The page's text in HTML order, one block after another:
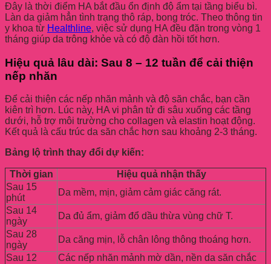
Đây là thời điểm HA bắt đầu ổn định độ ẩm tại tầng biểu bì.
Làn da giảm hẳn tình trạng thô ráp, bong tróc. Theo thông tin
y khoa từ Healthline, việc sử dụng HA đều đặn trong vòng 1
tháng giúp da trông khỏe và có độ đàn hồi tốt hơn.
Hiệu quả lâu dài: Sau 8 – 12 tuần để cải thiện
nếp nhăn
Để cải thiện các nếp nhăn mảnh và độ săn chắc, bạn cần
kiên trì hơn. Lúc này, HA vi phân tử đi sâu xuống các tầng
dưới, hỗ trợ môi trường cho collagen và elastin hoạt động.
Kết quả là cấu trúc da săn chắc hơn sau khoảng 2-3 tháng.
Bảng lộ trình thay đổi dự kiến:
Thời gian
Hiệu quả nhận thấy
Sau 15
phút
Da mềm, mịn, giảm cảm giác căng rát.
Sau 14
ngày
Da đủ ẩm, giảm đổ dầu thừa vùng chữ T.
Sau 28
ngày
Da căng mịn, lỗ chân lông thông thoáng hơn.
Sau 12
Các nếp nhăn mảnh mờ dần, nền da săn chắc